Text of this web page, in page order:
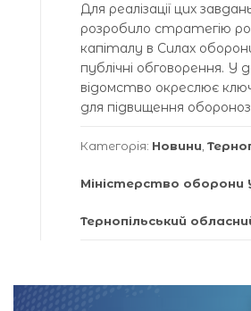
Для реалізації цих
розробило стратегію
капіталу в Cилах
публічні обговорення. У
відомство окреслює
для підвищення
Категорія: Новини,
Міністерство оборони
Тернопільський